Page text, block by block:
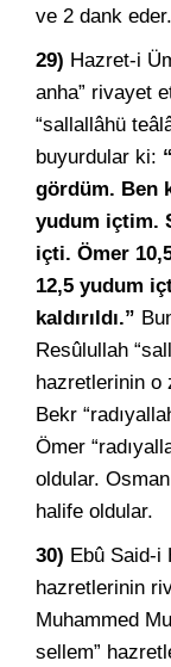
ve 2 dank
29) Hazret-i
anha” rivayet
“sallallâhü
buyurdular ki:
gördüm. Ben
yudum içtim.
içti. Ömer
12,5 yudum
kaldırıldı.”
Resûlullah
hazretlerinin o
Bekr
Ömer
oldular.
halife oldular.
30) Ebû Said-i
hazretlerinin
Muhammed
sellem”